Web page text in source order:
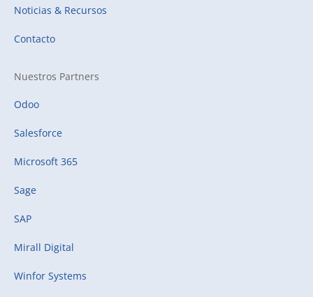
Noticias & Recursos
Contacto
Nuestros Partners
Odoo
Salesforce
Microsoft 365
Sage
SAP
Mirall Digital
Winfor Systems